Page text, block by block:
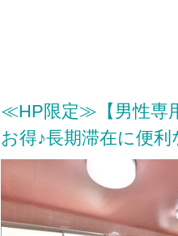
≪HP限定≫【男性専
お得♪長期滞在に便利